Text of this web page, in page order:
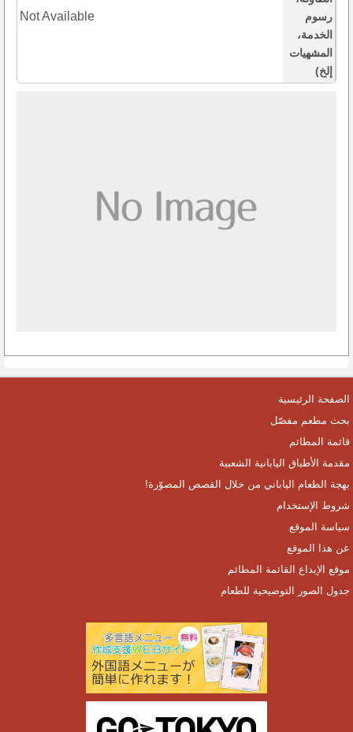
رسوم
الخدمة،
المشهيات
إلخ)
Not Available
الصفحة الرئيسية
بحث مطعم مفصّل
قائمة المطائم
مقدمة الأطباق اليابانية الشعبية
بهجة الطعام الياباني من خلال القصص المصوّرة!
شروط الإستخدام
سياسة الموقع
عن هذا الموقع
موقع الإيداع القائمة المطائم
جدول الصور التوضيحية للطعام